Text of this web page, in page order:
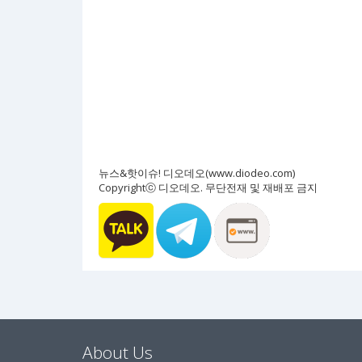
뉴스&핫이슈! 디오데오(www.diodeo.com)
Copyrightⓒ 디오데오. 무단전재 및 재배포 금지
About Us